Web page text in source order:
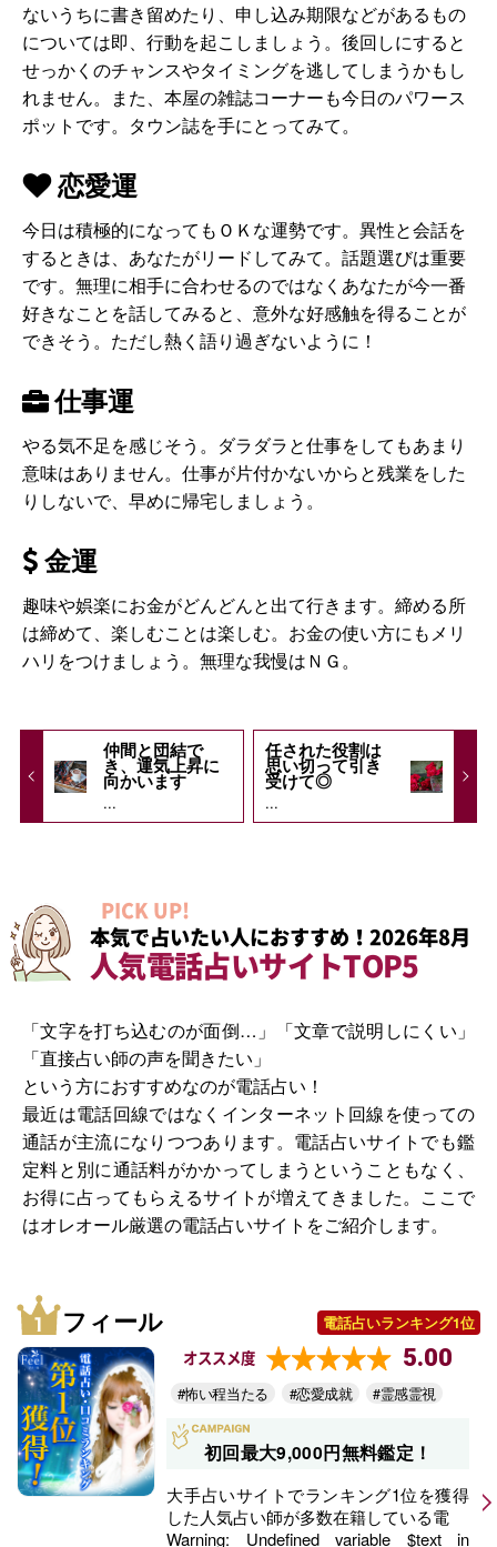
ないうちに書き留めたり、申し込み期限などがあるもの
については即、行動を起こしましょう。後回しにすると
せっかくのチャンスやタイミングを逃してしまうかもし
れません。また、本屋の雑誌コーナーも今日のパワース
ポットです。タウン誌を手にとってみて。
恋愛運
今日は積極的になってもＯＫな運勢です。異性と会話を
するときは、あなたがリードしてみて。話題選びは重要
です。無理に相手に合わせるのではなくあなたが今一番
好きなことを話してみると、意外な好感触を得ることが
できそう。ただし熱く語り過ぎないように！
仕事運
やる気不足を感じそう。ダラダラと仕事をしてもあまり
意味はありません。仕事が片付かないからと残業をした
りしないで、早めに帰宅しましょう。
金運
趣味や娯楽にお金がどんどんと出て行きます。締める所
は締めて、楽しむことは楽しむ。お金の使い方にもメリ
ハリをつけましょう。無理な我慢はＮＧ。
仲間と団結で
き、運気上昇に
向かいます
...
任された役割は
思い切って引き
受けて◎
...
PICK UP!
本気で占いたい人におすすめ！2026年8月
人気電話占いサイトTOP5
「文字を打ち込むのが面倒…」「文章で説明しにくい」
「直接占い師の声を聞きたい」
という方におすすめなのが電話占い！
最近は電話回線ではなくインターネット回線を使っての
通話が主流になりつつあります。電話占いサイトでも鑑
定料と別に通話料がかかってしまうということもなく、
お得に占ってもらえるサイトが増えてきました。ここで
はオレオール厳選の電話占いサイトをご紹介します。
フィール 電話占いランキング1位
オススメ度 5.00
#怖い程当たる #恋愛成就 #霊感霊視
初回最大9,000円無料鑑定！
大手占いサイトでランキング1位を獲得
した人気占い師が多数在籍している電
Warning: Undefined variable $text in